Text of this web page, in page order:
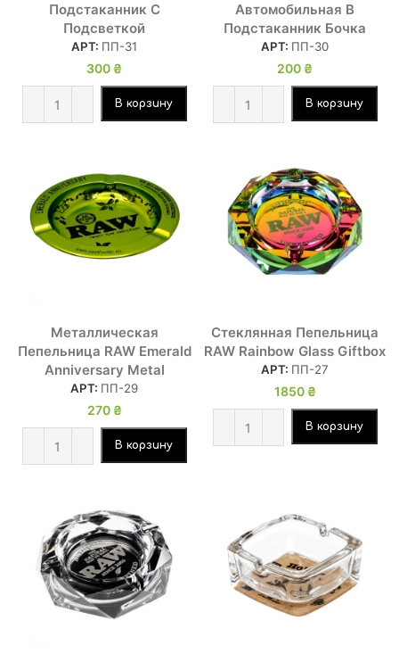
Подстаканник С
Подсветкой
АРТ: ПП-31
300 ₴
В корзину
Автомобильная В
Подстаканник Бочка
АРТ: ПП-30
200 ₴
В корзину
Металлическая
Пепельница RAW Emerald
Anniversary Metal
АРТ: ПП-29
270 ₴
В корзину
Стеклянная Пепельница
RAW Rainbow Glass Giftbox
АРТ: ПП-27
1850 ₴
В корзину